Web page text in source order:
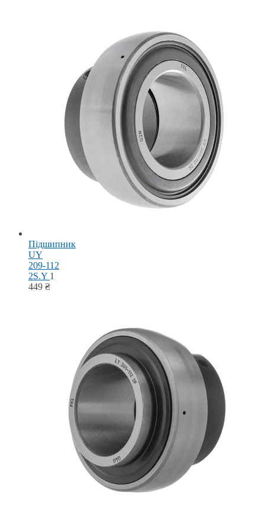
Підшипник
UY
209-112
2S.Y 1
449 ₴